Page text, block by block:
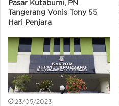
Pasar Kutabumi, PN
Tangerang Vonis Tony 55
Hari Penjara
23/05/2023